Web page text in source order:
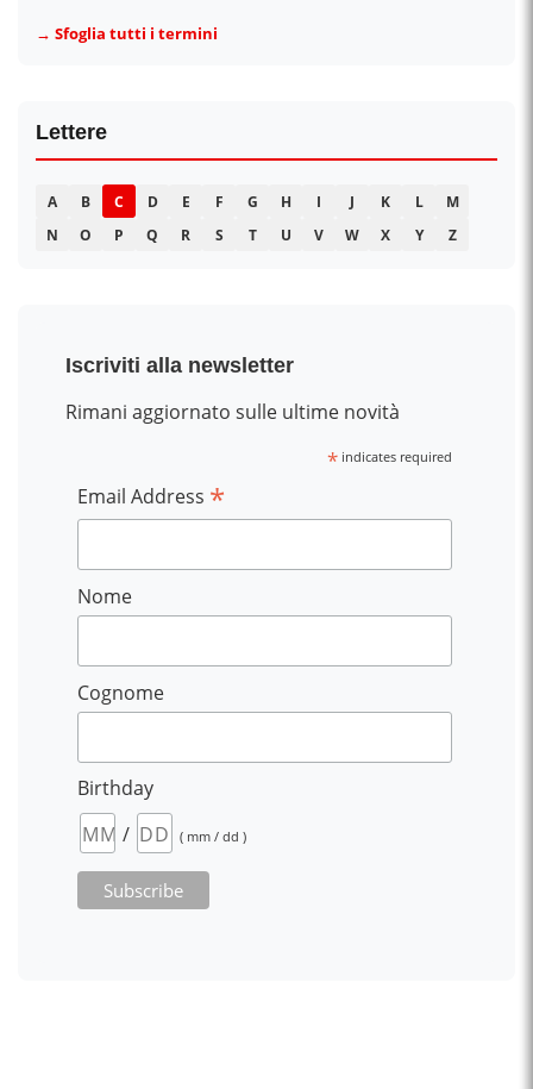
→ Sfoglia tutti i termini
Lettere
A B C D E F G H I J K L
M
N
O P Q R S T U V W X Y Z
Iscriviti alla newsletter
Rimani aggiornato sulle ultime novità
*indicates required
Email Address *
Nome
Cognome
Birthday
/
( mm / dd )